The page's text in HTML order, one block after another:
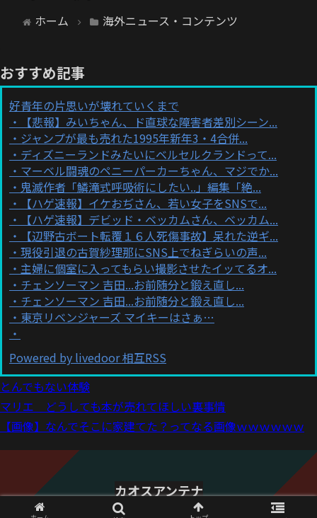
ホーム 海外ニュース・コンテンツ
おすすめ記事
好青年の片思いが壊れていくまで
【悲報】みいちゃん、ド直球な障害者差別シーン...
ジャンプが最も売れた1995年新年3・4合併...
ディズニーランドみたいにベルセルクランドって...
マーベル闘魂のペニーパーカーちゃん、マジでか...
鬼滅作者「鱗滝式呼吸術にしたい..」編集「絶...
【ハゲ速報】イケおぢさん、若い女子をSNSで...
【ハゲ速報】デビッド・ベッカムさん、ベッカム...
【辺野古ボート転覆１６人死傷事故】呆れた逆ギ...
現役引退の古賀紗理那にSNS上でねぎらいの声...
主婦に個室に入ってもらい撮影させたイッてるオ...
チェンソーマン 吉田...お前随分と鍛え直し...
チェンソーマン 吉田...お前随分と鍛え直し...
東京リベンジャーズ マイキーはさぁ…
Powered by livedoor 相互RSS
とんでもない体験
マリエ どうしても本が売れてほしい裏事情
【画像】なんでそこに家建てた？ってなる画像ｗｗｗｗｗｗ
カオスアンテナ
© 2021 カオスアンテナ.